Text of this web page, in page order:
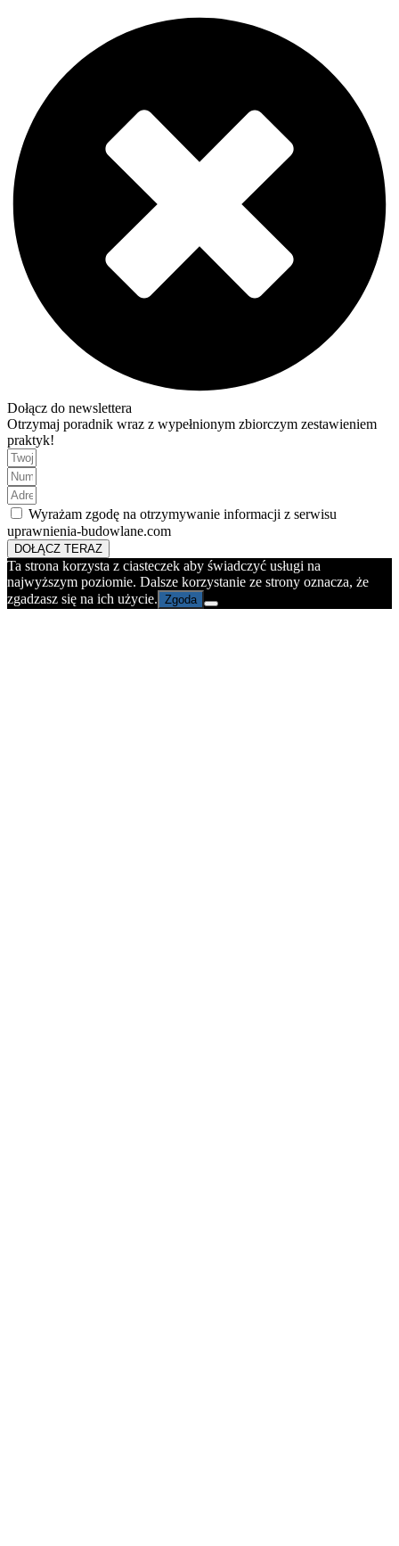
Dołącz do newslettera
Otrzymaj poradnik wraz z wypełnionym zbiorczym zestawieniem
praktyk!
Wyrażam zgodę na otrzymywanie informacji z serwisu
uprawnienia-budowlane.com
DOŁĄCZ TERAZ
Ta strona korzysta z ciasteczek aby świadczyć usługi na
najwyższym poziomie. Dalsze korzystanie ze strony oznacza, że
zgadzasz się na ich użycie. Zgoda